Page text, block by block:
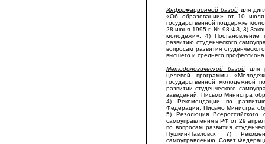
Информационной базой для
«Об образовании» от 10
государственной поддержке
28 июня 1995 г. № 98-ФЗ, 3)
молодежи», 4)
развитию студенческого
вопросам развития
высшего и среднего
Методологической базой для
целевой программы
государственной молодежной
развитии студенческого
заведений, Письмо Министра
4) Рекомендации по развитию
Федерации, Письмо Министра
5) Резолюция Всероссийского
самоуправления в РФ от 29
по вопросам развития
Пушкин-Павловск, 7)
самоуправлению, Совет